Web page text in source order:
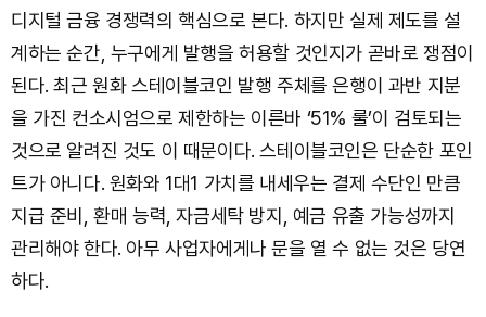
디지털 금융 경쟁력의 핵심으로 본다. 하지만 실제 제도를 설
계하는 순간, 누구에게 발행을 허용할 것인지가 곧바로 쟁점이
된다. 최근 원화 스테이블코인 발행 주체를 은행이 과반 지분
을 가진 컨소시엄으로 제한하는 이른바 ‘51% 룰’이 검토되는
것으로 알려진 것도 이 때문이다. 스테이블코인은 단순한 포인
트가 아니다. 원화와 1대1 가치를 내세우는 결제 수단인 만큼
지급 준비, 환매 능력, 자금세탁 방지, 예금 유출 가능성까지
관리해야 한다. 아무 사업자에게나 문을 열 수 없는 것은 당연
하다.